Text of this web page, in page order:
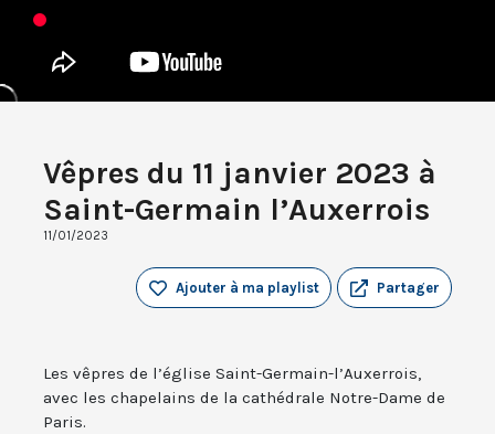
Vêpres du 11 janvier 2023 à
Saint-Germain l’Auxerrois
11/01/2023
Partager
Ajouter à ma playlist
Les vêpres de l’église Saint-Germain-l’Auxerrois,
avec les chapelains de la cathédrale Notre-Dame de
Paris.